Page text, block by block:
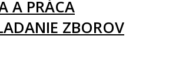
A PRÁCA
ZBOROV